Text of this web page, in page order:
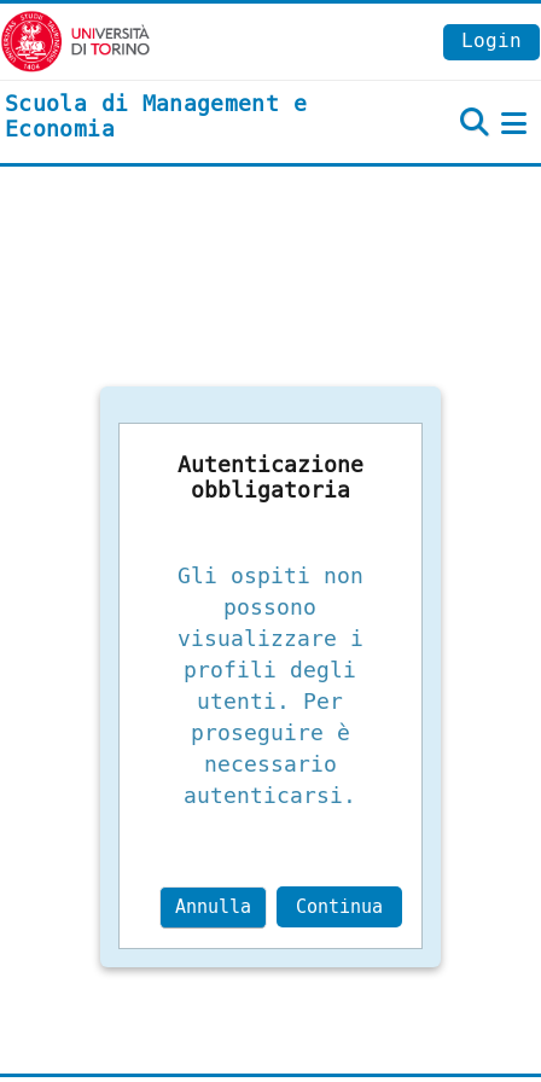
Vai al contenuto principale
Login
Scuola di Management e
Economia
Autenticazione
obbligatoria
Gli ospiti non
possono
visualizzare i
profili degli
utenti. Per
proseguire è
necessario
autenticarsi.
Annulla Continua